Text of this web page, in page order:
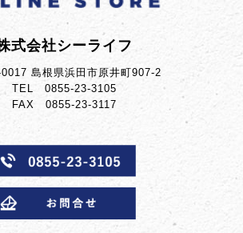
式会社シーライフ
島根県浜田市原井町907-2
TEL 0855-23-3105
FAX 0855-23-3117